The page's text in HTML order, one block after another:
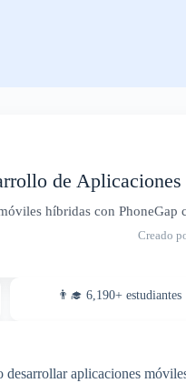
de
híbridas con PhoneGap
Creado
👨‍🎓 6,190+ estudiantes
desarrollar aplicaciones